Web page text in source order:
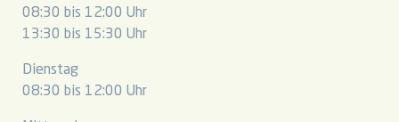
08:30 bis 12:00 Uhr
13:30 bis 15:30 Uhr
Dienstag
08:30 bis 12:00 Uhr